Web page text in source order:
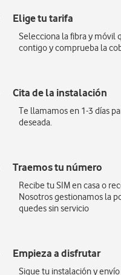
Elige tu tarifa
Selecciona la fibra y móvil
contigo y comprueba la
Cita de la instalación
Te llamamos en 1-3 días
deseada.
Traemos tu número
Recibe tu SIM en casa o
Nosotros gestionamos la
quedes sin servicio
Empieza a disfrutar
Sigue tu instalación y